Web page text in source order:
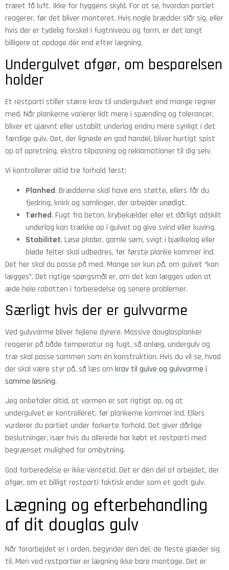
træet få luft. Ikke for hyggens skyld. For at se, hvordan partiet
reagerer, før det bliver monteret. Hvis nogle brædder slår sig, eller
hvis der er tydelig forskel i fugtniveau og form, er det langt
billigere at opdage dér end efter lægning.
Undergulvet afgør, om besparelsen
holder
Et restparti stiller større krav til undergulvet end mange regner
med. Når plankerne varierer lidt mere i spænding og tolerancer,
bliver et ujævnt eller ustabilt underlag endnu mere synligt i det
færdige gulv. Det, der lignede en god handel, bliver hurtigt spist
op af opretning, ekstra tilpasning og reklamationer til dig selv.
Vi kontrollerer altid tre forhold først:
Planhed. Brædderne skal have ens støtte, ellers får du
fjedring, knirk og samlinger, der arbejder unødigt.
Tørhed. Fugt fra beton, krybekælder eller et dårligt adskilt
underlag kan trække op i gulvet og give svind eller kuving.
Stabilitet. Løse plader, gamle søm, svigt i bjælkelag eller
bløde felter skal udbedres, før første planke kommer ind.
Det her skal du passe på med. Mange ser kun på, om gulvet “kan
lægges”. Det rigtige spørgsmål er, om det kan lægges uden at
æde hele rabatten i forberedelse og senere problemer.
Særligt hvis der er gulvvarme
Ved gulvvarme bliver fejlene dyrere. Massive douglasplanker
reagerer på både temperatur og fugt, så anlæg, undergulv og
træ skal passe sammen som én konstruktion. Hvis du vil se, hvad
der skal være styr på, så læs om krav til gulve og gulvvarme i
samme løsning.
Jeg anbefaler altid, at varmen er sat rigtigt op, og at
undergulvet er kontrolleret, før plankerne kommer ind. Ellers
vurderer du partiet under forkerte forhold. Det giver dårlige
beslutninger, især hvis du allerede har købt et restparti med
begrænset mulighed for ombytning.
God forberedelse er ikke ventetid. Det er den del af arbejdet, der
afgør, om et billigt restparti faktisk ender som et godt gulv.
Lægning og efterbehandling
af dit douglas gulv
Når forarbejdet er i orden, begynder den del, de fleste glæder sig
til. Men ved restpartier er lægning ikke bare montage. Det er